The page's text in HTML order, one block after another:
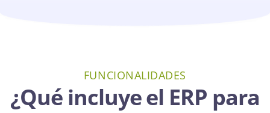
FUNCIONALIDADES
¿Qué incluye el ERP para